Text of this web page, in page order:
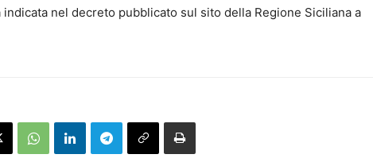
indicata nel decreto pubblicato sul sito della Regione Siciliana a